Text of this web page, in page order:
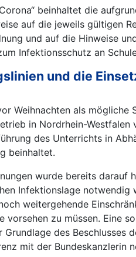
beinhaltet die
auf die jeweils gültigen
und auf die Hinweise
Infektionsschutz an
und die
Weihnachten als mögliche
in Nordrhein-Westfalen
des Unterrichts in
beinhaltet.
wurde bereits darauf
Infektionslage notwendig
weitergehende
vorsehen zu müssen. Eine
des Beschlusses
mit der Bundeskanzlerin